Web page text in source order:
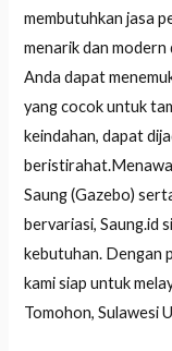
membutuhkan jasa
menarik dan modern
Anda dapat
yang cocok untuk
keindahan, dapat
Saung (Gazebo)
bervariasi, Saung.id
kebutuhan. Dengan
kami siap untuk
Tomohon, Sulawesi